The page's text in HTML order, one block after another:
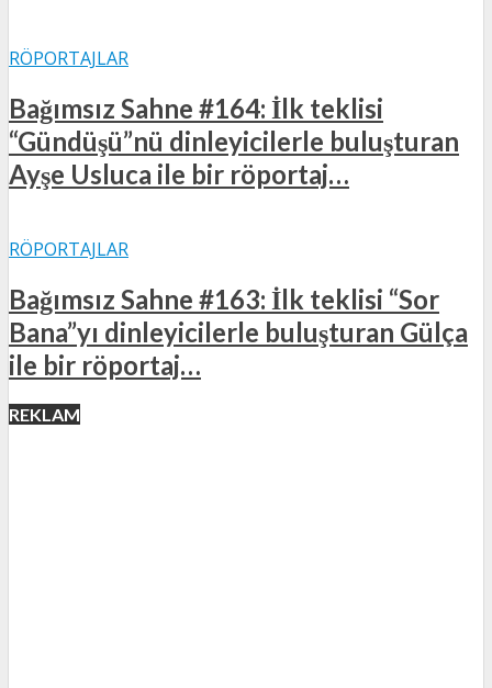
RÖPORTAJLAR
Bağımsız Sahne #164: İlk teklisi
“Gündüşü”nü dinleyicilerle buluşturan
Ayşe Usluca ile bir röportaj…
RÖPORTAJLAR
Bağımsız Sahne #163: İlk teklisi “Sor
Bana”yı dinleyicilerle buluşturan Gülça
ile bir röportaj…
REKLAM